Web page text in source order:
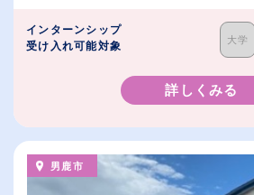
インターンシップ
受け入れ可能対象
大学
詳しくみる
男鹿市